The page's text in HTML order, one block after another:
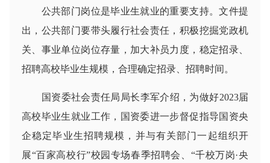
公共部门岗位是毕业生就业的重要支持。文件提
出，公共部门要带头履行社会责任，积极挖掘党政机
关、事业单位岗位存量，加大补员力度，稳定招录、
招聘高校毕业生规模，合理确定招录、招聘时间。
国资委社会责任局局长李军介绍，为做好2023届
高校毕业生就业工作，国资委进一步督促指导国资央
企稳定毕业生招聘规模，并与有关部门一起组织开
展“百家高校行”校园专场春季招聘会、“千校万岗·央